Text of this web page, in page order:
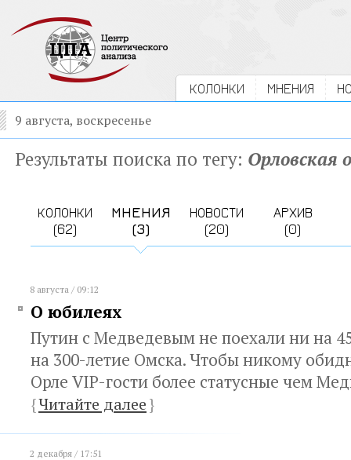
КОЛОНКИ МНЕНИЯ
9 августа, воскресенье
Результаты поиска по тегу: Орловская
КОЛОНКИ
(62)
МНЕНИЯ
(3)
НОВОСТИ
(20)
АРХИВ
(0)
8 августа / 09:12
О юбилеях
Путин с Медведевым не поехали ни на
на 300-летие Омска. Чтобы никому
Орле VIP-гости более статусные чем
{Читайте далее}
2 декабря / 17:51